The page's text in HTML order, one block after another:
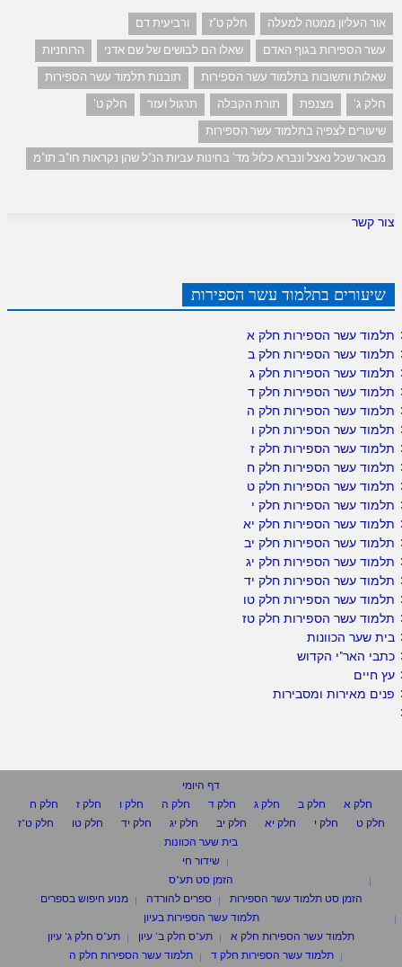
אור העליון ממטה למעלה חלק ט"ז
ורביעית דם
עשר הספירות בגוף האדם
שאלו הם לבושים של שם אדני
הרוחניות
שאלות ותשובות בתלמוד עשר הספירות
תובנות תלמוד עשר הספירות
חלק ג'
מצנפת תורת הקבלה תרגול ועזר
חלק ט'
שיעורים לצפיה בתלמוד עשר הספירות
מבאר שכל נאצל ונברא כלול מד' בחינות עביות הנ"ל שהן נקראות חו"ב תו"מ
צור קשר
שיעורים בתלמוד עשר הספירות
תלמוד עשר הספירות חלק א
תלמוד עשר הספירות חלק ב
תלמוד עשר הספירות חלק ג
תלמוד עשר הספירות חלק ד
תלמוד עשר הספירות חלק ה
תלמוד עשר הספירות חלק ו
תלמוד עשר הספירות חלק ז
תלמוד עשר הספירות חלק ח
תלמוד עשר הספירות חלק ט
תלמוד עשר הספירות חלק י
תלמוד עשר הספירות חלק יא
תלמוד עשר הספירות חלק יב
תלמוד עשר הספירות חלק יג
תלמוד עשר הספירות חלק יד
תלמוד עשר הספירות חלק טו
תלמוד עשר הספירות חלק טז
בית שער הכוונות
כתבי האר"י הקדוש
עץ חיים
פנים מאירות ומסבירות
דף היומי
חלק א
חלק ב חלק ג חלק ד חלק ה חלק ו חלק ז
חלק ח
חלק ט
חלק י חלק יא חלק יב חלק יג חלק יד חלק טו
חלק ט"ז
בית שער הכוונות
שידור חי
הזמן סט תע"ס
הזמן סט תלמוד עשר הספירות
ספרים להורדה
מנוע חיפוש בספרים
תלמוד עשר הספירות בעיון
תלמוד עשר הספירות חלק א
תע"ס חלק ב' עיון
תע"ס חלק ג' עיון
תלמוד עשר הספירות חלק ד
תלמוד עשר הספירות חלק ה